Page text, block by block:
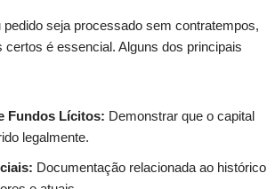
pedido seja processado sem contratempos,
certos é essencial. Alguns dos principais
Fundos Lícitos: Demonstrar que o capital
legalmente.
Documentação relacionada ao histórico